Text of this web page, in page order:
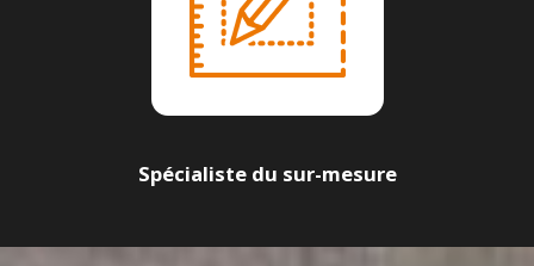
Spécialiste du sur-mesure